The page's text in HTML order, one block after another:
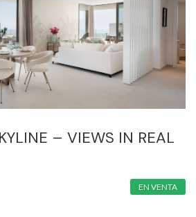
– VIEWS IN REAL
EN VENTA